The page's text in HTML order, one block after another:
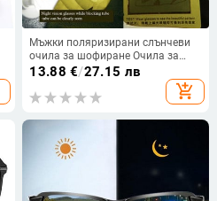
Мъжки поляризирани слънчеви
очила за шофиране Очила за
нощно виждане Намаляват
13.88 €/27.15 лв
add_shopping_cart